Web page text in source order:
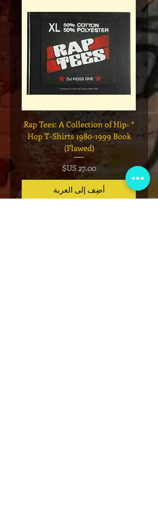
* Rap Tees: A Collection of Hip-
Hop T-Shirts 1980-1999 Book
(Flawed)
السعر‏27.00 US$
أضِف إلى العربة